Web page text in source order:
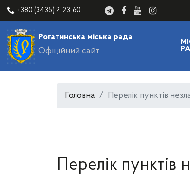
+380 (3435) 2-23-60
Рогатинська міська рада
Офіційний сайт
Головна Перелік пунктів
Перелік пунктів